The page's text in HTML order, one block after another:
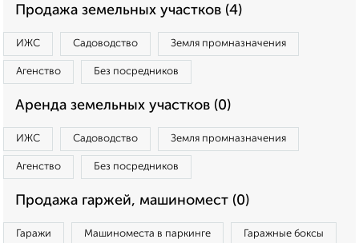
Продажа земельных участков (4)
ИЖС Садоводство Земля промназначения
Агенство Без посредников
Аренда земельных участков (0)
ИЖС Садоводство Земля промназначения
Агенство Без посредников
Продажа гаржей, машиномест (0)
Гаражи Машиноместа в паркинге Гаражные боксы